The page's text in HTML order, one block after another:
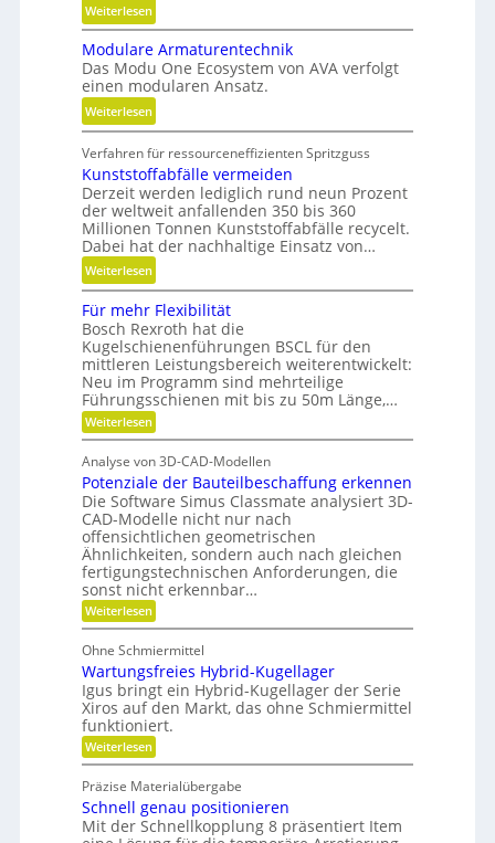
b
l
i
t
ä
,
D
y
n
a
m
i
k
u
n
d
P
l
a
t
z
Weiterlesen:
K
u
g
e
l
g
e
w
i
n
d
e
t
r
i
e
b
u
n
d
y
d
r
a
u
l
i
k
m
V
e
r
g
l
e
i
c
Modulare Armaturentechnik
Das Modu One Ecosystem von AVA verfolgt
einen modularen Ansatz.
Weiterlesen:
M
o
d
u
l
r
e
r
m
a
t
u
r
e
n
t
e
c
h
n
i
k
Verfahren für ressourceneffizienten Spritzguss
Kunststoffabfälle vermeiden
Derzeit werden lediglich rund neun Prozent
der weltweit anfallenden 350 bis 360
Millionen Tonnen Kunststoffabfälle recycelt.
Dabei hat der nachhaltige Einsatz von…
Weiterlesen:
K
u
n
s
s
t
o
f
f
a
b
f
ä
l
l
e
v
e
r
m
e
i
e
n
Für mehr Flexibilität
Bosch Rexroth hat die
Kugelschienenführungen BSCL für den
mittleren Leistungsbereich weiterentwickelt:
Neu im Programm sind mehrteilige
Führungsschienen mit bis zu 50m Länge,…
Weiterlesen:
F
r
m
e
h
r
F
l
e
x
i
b
l
i
t
ä
t
Analyse von 3D-CAD-Modellen
Potenziale der Bauteilbeschaffung erkennen
Die Software Simus Classmate analysiert 3D-
CAD-Modelle nicht nur nach
offensichtlichen geometrischen
Ähnlichkeiten, sondern auch nach gleichen
fertigungstechnischen Anforderungen, die
sonst nicht erkennbar…
Weiterlesen:
P
t
e
n
z
i
a
l
e
d
e
r
B
Ohne Schmiermittel
Wartungsfreies Hybrid-Kugellager
Igus bringt ein Hybrid-Kugellager der Serie
Xiros auf den Markt, das ohne Schmiermittel
funktioniert.
Weiterlesen:
W
r
t
u
n
Präzise Materialübergabe
Schnell genau positionieren
Mit der Schnellkopplung 8 präsentiert Item